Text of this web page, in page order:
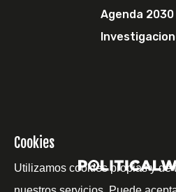
Agenda 2030
Cookies
Utilizamos cookies propias y de